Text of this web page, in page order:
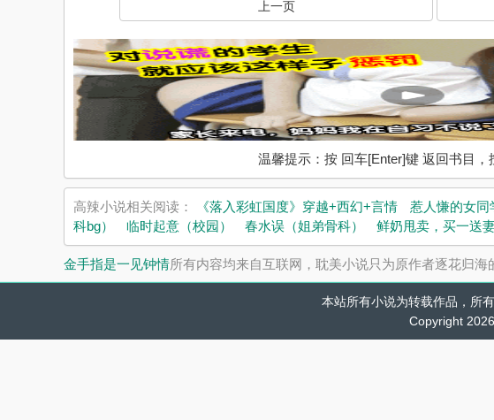
上一页
温馨提示：按 回车[Enter]键 返回书目
高辣小说相关阅读： 《落入彩虹国度》穿越+西幻+言情 惹人慊的女同
科bg）
临时起意（校园） 春水误（姐弟骨科） 鲜奶甩卖，买一送
金手指是一见钟情所有内容均来自互联网，耽美小说只为原作者逐花归
本站所有小说为转载作品，所
Copyright